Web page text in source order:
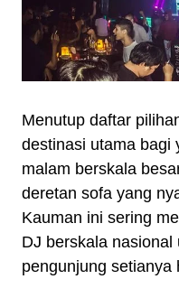
Menutup daftar
destinasi utama bagi
malam berskala
deretan sofa yang
Kauman ini sering
DJ berskala
pengunjung setianya